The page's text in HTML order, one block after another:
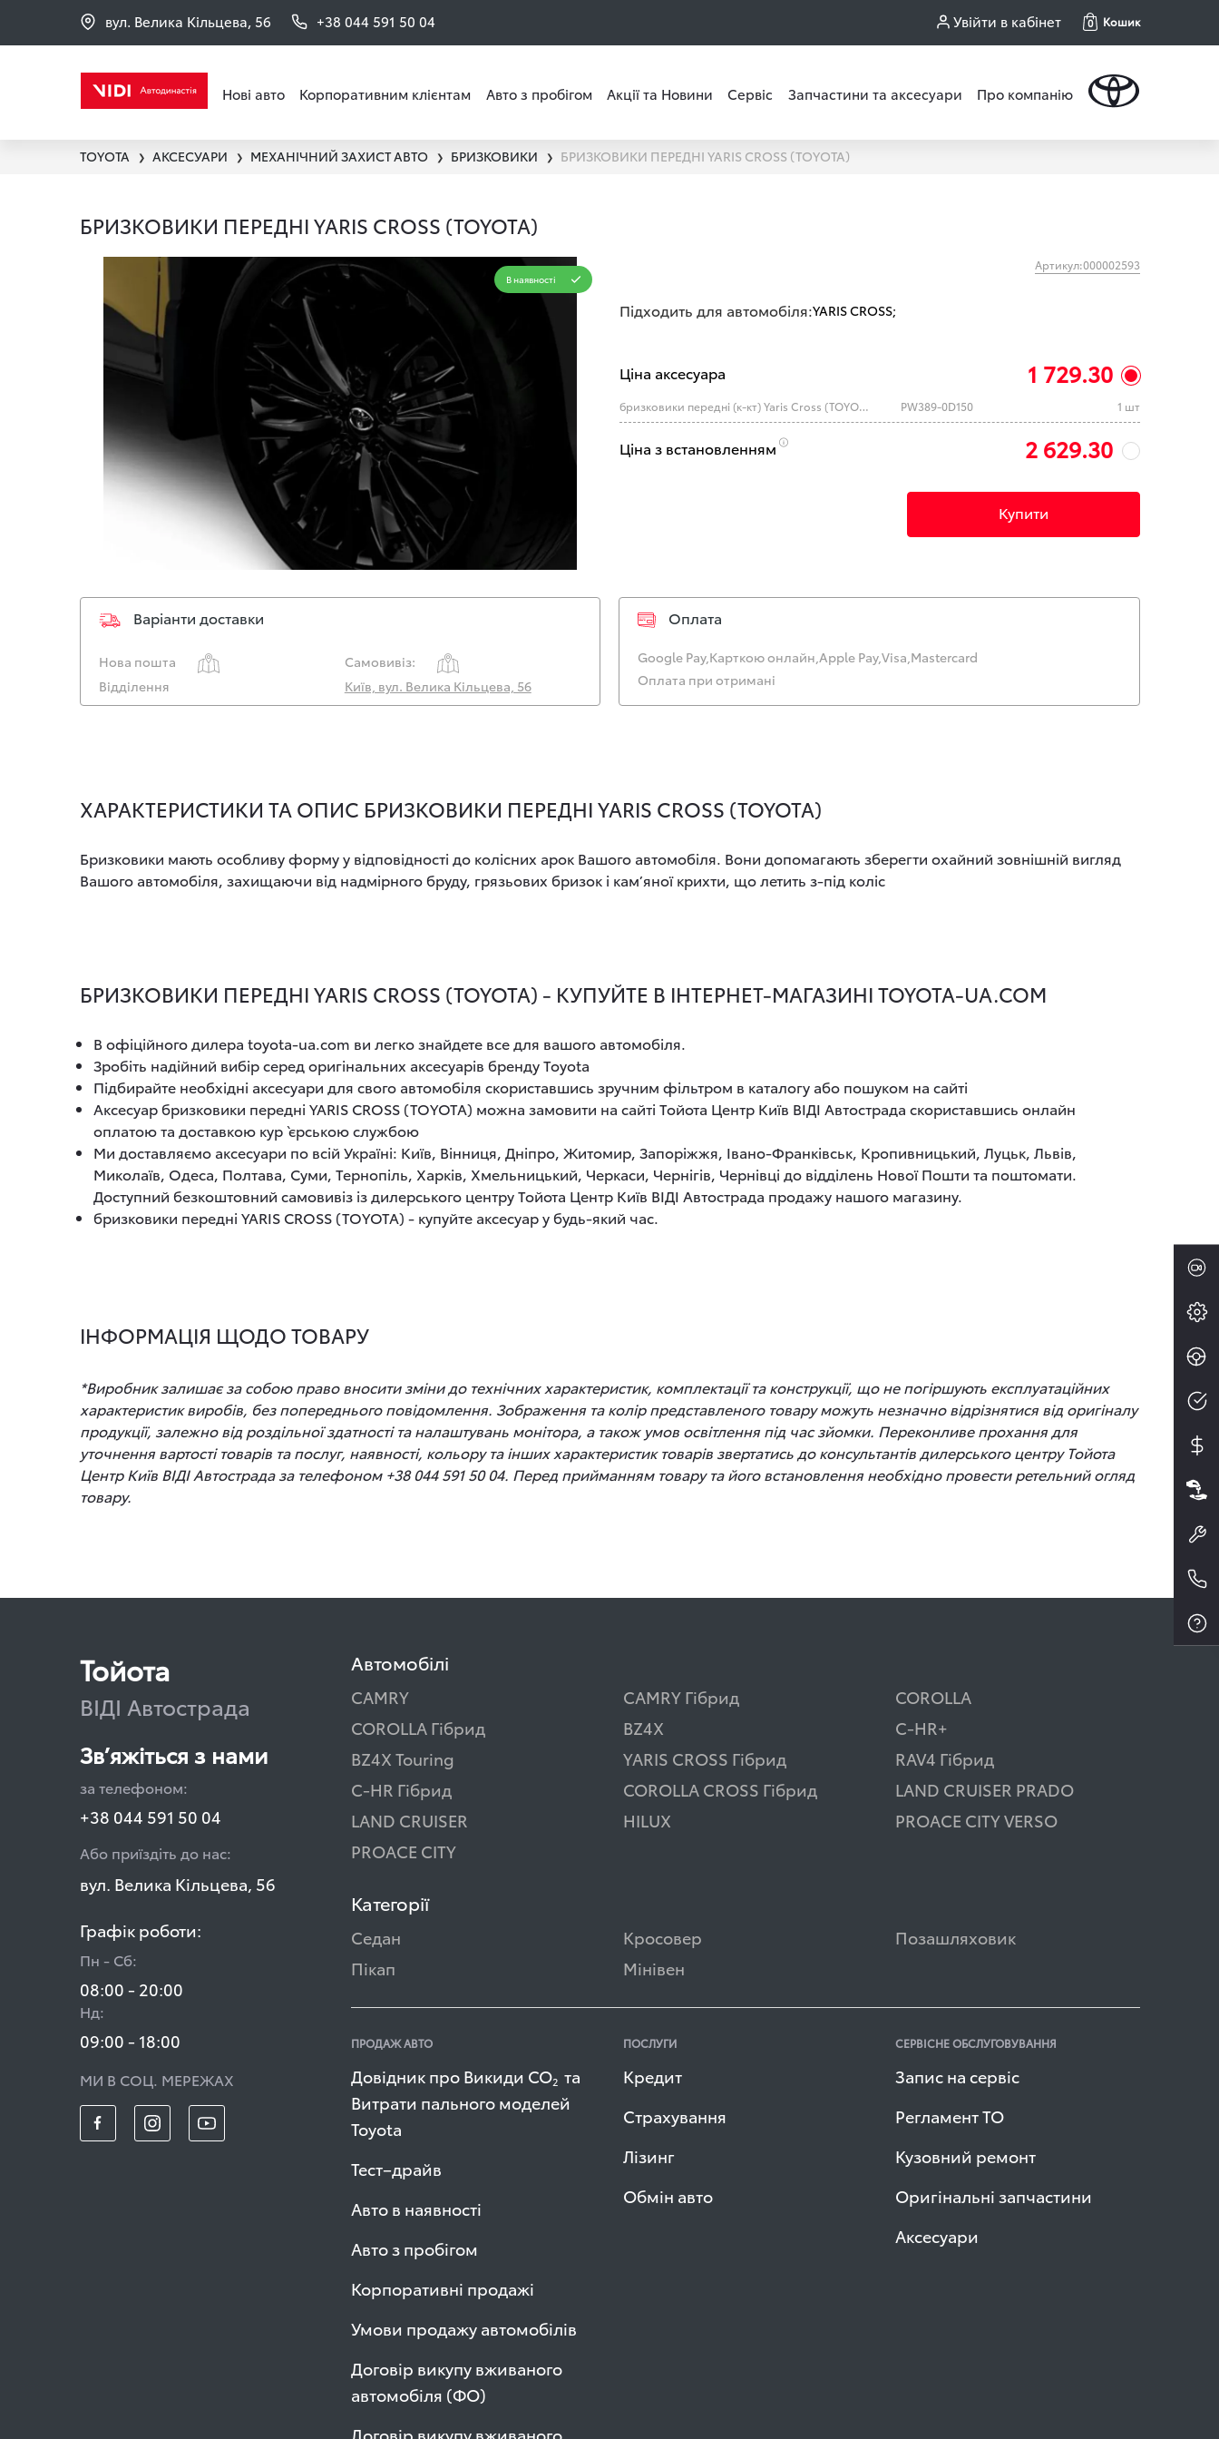
вул. Велика Кільцева, 56 +38 044 591 50 04 Увійти в кабінет 0 Кошик
Нові авто Корпоративним клієнтам Авто з пробігом Акції та Новини Сервіс Запчастини та аксесуари Про компанію
TOYOTA ❯ АКСЕСУАРИ ❯ МЕХАНІЧНИЙ ЗАХИСТ АВТО ❯ БРИЗКОВИКИ ❯ БРИЗКОВИКИ ПЕРЕДНІ YARIS CROSS (TOYOTA)
БРИЗКОВИКИ ПЕРЕДНІ YARIS CROSS (TOYOTA)
В наявності
Артикул:000002593
Підходить для автомобіля:YARIS CROSS;
Ціна аксесуара 1 729.30
бризковики передні (к-кт) Yaris Cross (TOYOTA) PW389-0D150 1 шт
Ціна з встановленням 2 629.30
Купити
Варіанти доставки
Нова пошта
Самовивіз:
Відділення
Київ, вул. Велика Кільцева, 56
Оплата
Google Pay,Карткою онлайн,Apple Pay,Visa,Mastercard
Оплата при отримані
ХАРАКТЕРИСТИКИ ТА ОПИС БРИЗКОВИКИ ПЕРЕДНІ YARIS CROSS (TOYOTA)
Бризковики мають особливу форму у відповідності до колісних арок Вашого автомобіля. Вони допомагають зберегти охайний зовнішній вигляд
Вашого автомобіля, захищаючи від надмірного бруду, грязьових бризок і кам’яної крихти, що летить з-під коліс
БРИЗКОВИКИ ПЕРЕДНІ YARIS CROSS (TOYOTA) - КУПУЙТЕ В ІНТЕРНЕТ-МАГАЗИНІ TOYOTA-UA.COM
В офіційного дилера toyota-ua.com ви легко знайдете все для вашого автомобіля.
Зробіть надійний вибір серед оригінальних аксесуарів бренду Toyota
Підбирайте необхідні аксесуари для свого автомобіля скориставшись зручним фільтром в каталогу або пошуком на сайті
Аксесуар бризковики передні YARIS CROSS (TOYOTA) можна замовити на сайті Тойота Центр Київ ВІДІ Автострада скориставшись онлайн
оплатою та доставкою кур`єрською службою
Ми доставляємо аксесуари по всій Україні: Київ, Вінниця, Дніпро, Житомир, Запоріжжя, Івано-Франківськ, Кропивницький, Луцьк, Львів,
Миколаїв, Одеса, Полтава, Суми, Тернопіль, Харків, Хмельницький, Черкаси, Чернігів, Чернівці до відділень Нової Пошти та поштомати.
Доступний безкоштовний самовивіз із дилерського центру Тойота Центр Київ ВІДІ Автострада продажу нашого магазину.
бризковики передні YARIS CROSS (TOYOTA) - купуйте аксесуар у будь-який час.
ІНФОРМАЦІЯ ЩОДО ТОВАРУ
*Виробник залишає за собою право вносити зміни до технічних характеристик, комплектації та конструкції, що не погіршують експлуатаційних
характеристик виробів, без попереднього повідомлення. Зображення та колір представленого товару можуть незначно відрізнятися від оригіналу
продукції, залежно від роздільної здатності та налаштувань монітора, а також умов освітлення під час зйомки. Переконливе прохання для
уточнення вартості товарів та послуг, наявності, кольору та інших характеристик товарів звертатись до консультантів дилерського центру Тойота
Центр Київ ВІДІ Автострада за телефоном +38 044 591 50 04. Перед прийманням товару та його встановлення необхідно провести ретельний огляд
товару.
Тойота
ВІДІ Автострада
Зв’яжіться з нами
за телефоном:
+38 044 591 50 04
Або приїздіть до нас:
вул. Велика Кільцева, 56
Графік роботи:
Пн - Сб:
08:00 - 20:00
Нд:
09:00 - 18:00
МИ В СОЦ. МЕРЕЖАХ
Автомобілі
CAMRY CAMRY Гібрид
COROLLA
COROLLA Гібрид
BZ4X
C-HR+
BZ4X Touring
YARIS CROSS Гібрид
RAV4 Гібрид
C-HR Гібрид
COROLLA CROSS Гібрид
LAND CRUISER PRADO
LAND CRUISER
HILUX
PROACE CITY VERSO
PROACE CITY
Категорії
Седан Кросовер
Позашляховик
Пікап
Мінівен
ПРОДАЖ АВТО
Довідник про Викиди СО2 та
Витрати пального моделей
Toyota
Тест–драйв
Авто в наявності
Авто з пробігом
Корпоративні продажі
Умови продажу автомобілів
Договір викупу вживаного
автомобіля (ФО)
Договір викупу вживаного
ПОСЛУГИ
Кредит
Страхування
Лізинг
Обмін авто
СЕРВІСНЕ ОБСЛУГОВУВАННЯ
Запис на сервіс
Регламент ТО
Кузовний ремонт
Оригінальні запчастини
Аксесуари